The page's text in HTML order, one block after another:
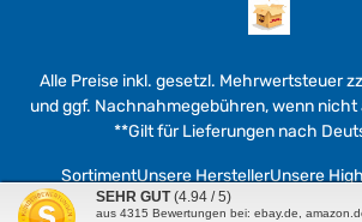
Alle Preise inkl. gesetzl. Mehrwertsteuer
und ggf. Nachnahmegebühren, wenn nicht
**Gilt für Lieferungen nach
SortimentUnsere HerstellerUnsere
SEHR GUT (4.94 / 5)
aus 4315 Bewertungen bei: ebay.de,